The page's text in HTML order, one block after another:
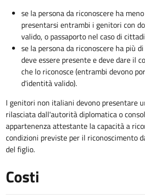
se la persona da riconoscere ha
presentarsi entrambi i genitori con
valido, o passaporto nel caso di
se la persona da riconoscere ha più
deve essere presente e deve dare il
che lo riconosce (entrambi devono
d'identità valido).
I genitori non italiani devono presentare
rilasciata dall'autorità diplomatica o
appartenenza attestante la capacità a
condizioni previste per il riconoscimento
del figlio.
Costi